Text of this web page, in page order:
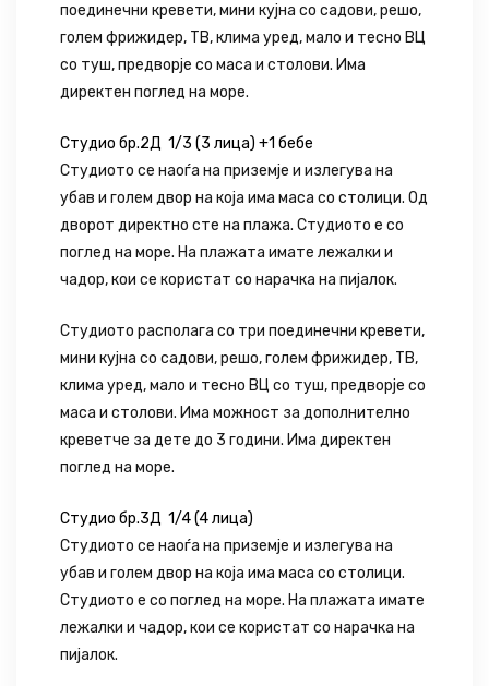
поединечни кревети, мини кујна со садови, решо,
голем фрижидер, ТВ, клима уред, мало и тесно ВЦ
со туш, предворје со маса и столови. Има
директен поглед на море.
Студио бр.2Д 1/3 (3 лица) +1 бебе
Студиото се наоѓа на приземје и излегува на
убав и голем двор на која има маса со столици. Од
дворот директно сте на плажа. Студиото е со
поглед на море. На плажата имате лежалки и
чадор, кои се користат со нарачка на пијалок.
Студиото располага со три поединечни кревети,
мини кујна со садови, решо, голем фрижидер, ТВ,
клима уред, мало и тесно ВЦ со туш, предворје со
маса и столови. Има можност за дополнително
креветче за дете до 3 години. Има директен
поглед на море.
Студио бр.3Д 1/4 (4 лица)
Студиото се наоѓа на приземје и излегува на
убав и голем двор на која има маса со столици.
Студиото е со поглед на море. На плажата имате
лежалки и чадор, кои се користат со нарачка на
пијалок.